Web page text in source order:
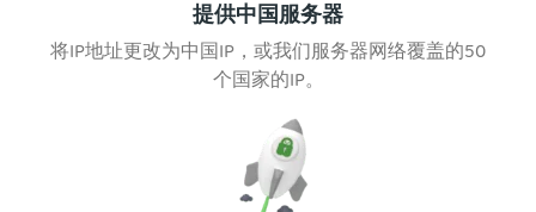
提供中国服务器
将IP地址更改为中国IP，或我们服务器网络覆盖的50
个国家的IP。